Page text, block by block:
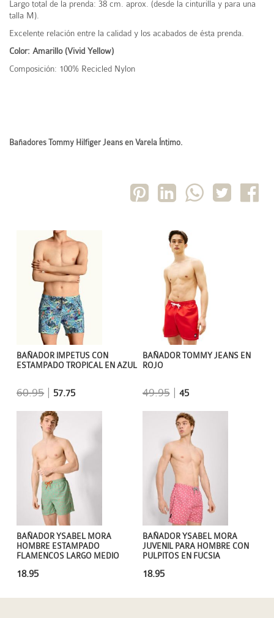
Largo total de la prenda: 38 cm. aprox. (desde la cinturilla y para una
talla M).
Excelente relación entre la calidad y los acabados de ésta prenda.
Color: Amarillo (Vivid Yellow)
Composición: 100% Recicled Nylon
Bañadores Tommy Hilfiger Jeans en Varela Íntimo.
BAÑADOR TOMMY JEANS EN
ROJO
49.95| 45
BAÑADOR IMPETUS CON
ESTAMPADO TROPICAL EN AZUL
60.95 57.75
BAÑADOR YSABEL MORA
JUVENIL PARA HOMBRE CON
PULPITOS EN FUCSIA
18.95
BAÑADOR YSABEL MORA
HOMBRE ESTAMPADO
FLAMENCOS LARGO MEDIO
18.95